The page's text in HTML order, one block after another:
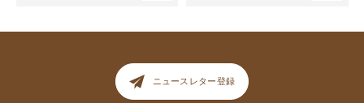
ニュースレター登録